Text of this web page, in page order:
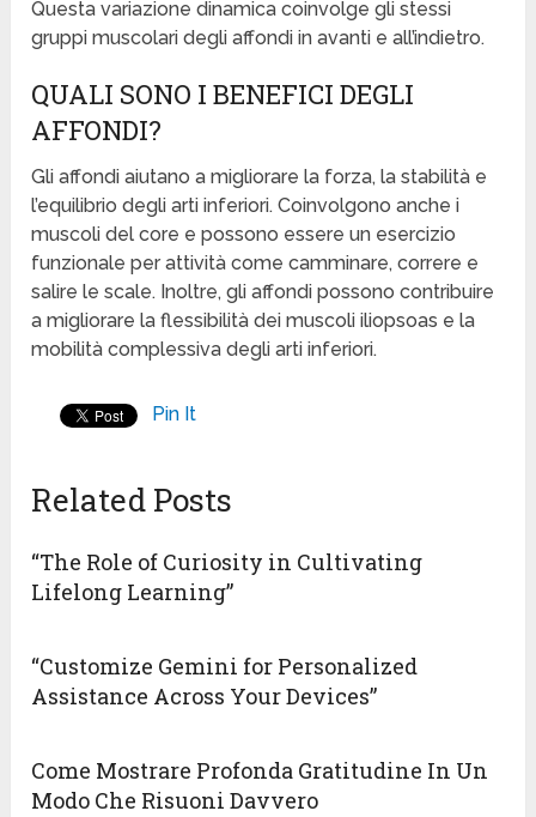
Questa variazione dinamica coinvolge gli stessi
gruppi muscolari degli affondi in avanti e all’indietro.
QUALI SONO I BENEFICI DEGLI
AFFONDI?
Gli affondi aiutano a migliorare la forza, la stabilità e
l’equilibrio degli arti inferiori. Coinvolgono anche i
muscoli del core e possono essere un esercizio
funzionale per attività come camminare, correre e
salire le scale. Inoltre, gli affondi possono contribuire
a migliorare la flessibilità dei muscoli iliopsoas e la
mobilità complessiva degli arti inferiori.
Pin It
Related Posts
“The Role of Curiosity in Cultivating
Lifelong Learning”
“Customize Gemini for Personalized
Assistance Across Your Devices”
Come Mostrare Profonda Gratitudine In Un
Modo Che Risuoni Davvero